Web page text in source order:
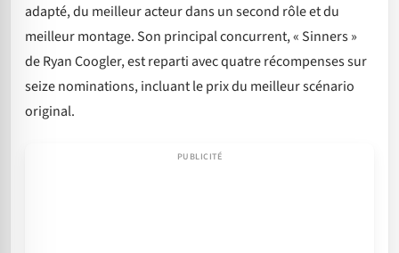
adapté, du meilleur acteur dans un second rôle et du
meilleur montage. Son principal concurrent, « Sinners »
de Ryan Coogler, est reparti avec quatre récompenses sur
seize nominations, incluant le prix du meilleur scénario
original.